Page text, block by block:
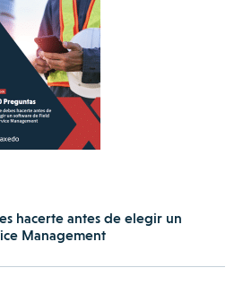
hacerte antes de elegir un
Management